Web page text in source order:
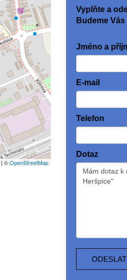
| ©OpenStreetMap
Vyplňte a
Budeme
Jméno a
E-mail
Telefon
Dotaz
ODESLAT